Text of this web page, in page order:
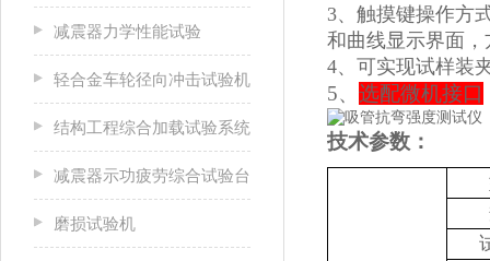
减震器力学性能试验
轻合金车轮径向冲击试验机
结构工程综合加载试验系统
减震器示功疲劳综合试验台
磨损试验机
3、触摸键操作方
和曲线显示界面
4、可实现试样装
5、 选配微机接口
技术参数：